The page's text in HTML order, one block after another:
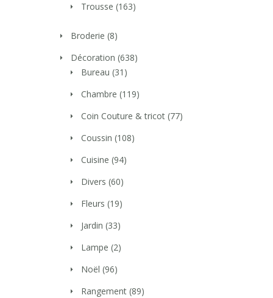
Trousse (163)
Broderie (8)
Décoration (638)
Bureau (31)
Chambre (119)
Coin Couture & tricot (77)
Coussin (108)
Cuisine (94)
Divers (60)
Fleurs (19)
Jardin (33)
Lampe (2)
Noël (96)
Rangement (89)